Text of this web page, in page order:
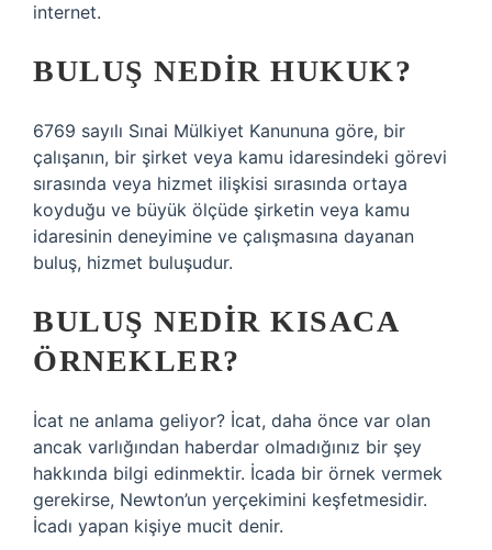
internet.
BULUŞ NEDIR HUKUK?
6769 sayılı Sınai Mülkiyet Kanununa göre, bir
çalışanın, bir şirket veya kamu idaresindeki görevi
sırasında veya hizmet ilişkisi sırasında ortaya
koyduğu ve büyük ölçüde şirketin veya kamu
idaresinin deneyimine ve çalışmasına dayanan
buluş, hizmet buluşudur.
BULUŞ NEDIR KISACA
ÖRNEKLER?
İcat ne anlama geliyor? İcat, daha önce var olan
ancak varlığından haberdar olmadığınız bir şey
hakkında bilgi edinmektir. İcada bir örnek vermek
gerekirse, Newton’un yerçekimini keşfetmesidir.
İcadı yapan kişiye mucit denir.